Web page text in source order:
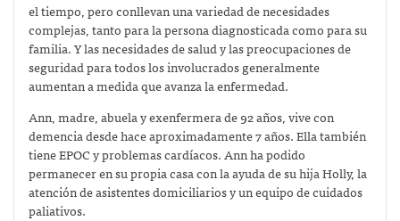
el tiempo, pero conllevan una variedad de necesidades
complejas, tanto para la persona diagnosticada como para su
familia. Y las necesidades de salud y las preocupaciones de
seguridad para todos los involucrados generalmente
aumentan a medida que avanza la enfermedad.
Ann, madre, abuela y exenfermera de 92 años, vive con
demencia desde hace aproximadamente 7 años. Ella también
tiene EPOC y problemas cardíacos. Ann ha podido
permanecer en su propia casa con la ayuda de su hija Holly, la
atención de asistentes domiciliarios y un equipo de cuidados
paliativos.